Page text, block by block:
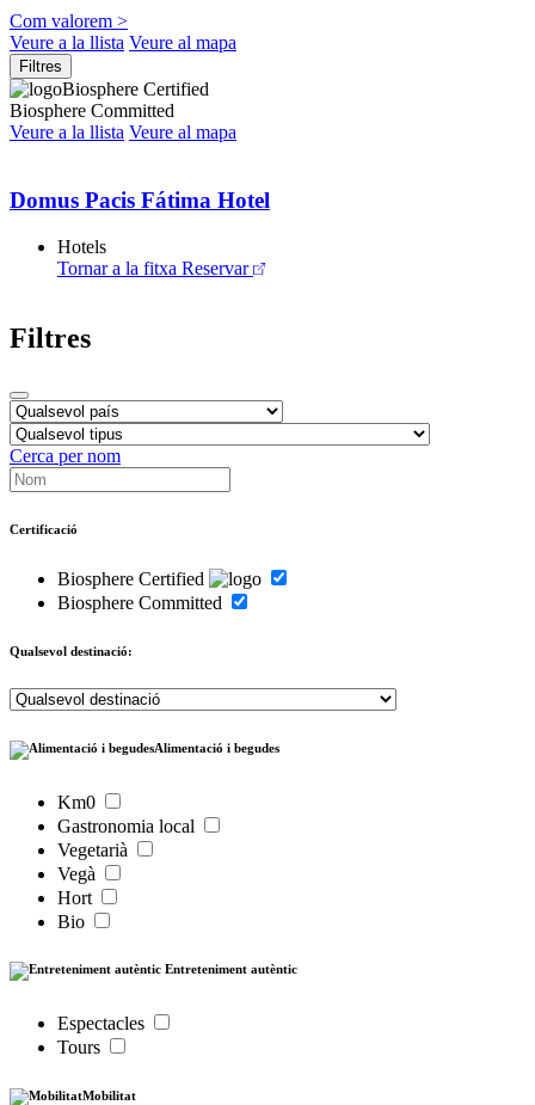
Com valorem >
Veure a la llista Veure al mapa
Filtres
Biosphere Certified
Biosphere Committed
Veure a la llista Veure al mapa
Domus Pacis Fátima Hotel
Hotels
Tornar a la fitxa Reservar
Filtres
Cerca per nom
Certificació
Biosphere Certified
Biosphere Committed
Qualsevol destinació:
Alimentació i begudes
Km0
Gastronomia local
Vegetarià
Vegà
Hort
Bio
Entreteniment autèntic
Espectacles
Tours
Mobilitat